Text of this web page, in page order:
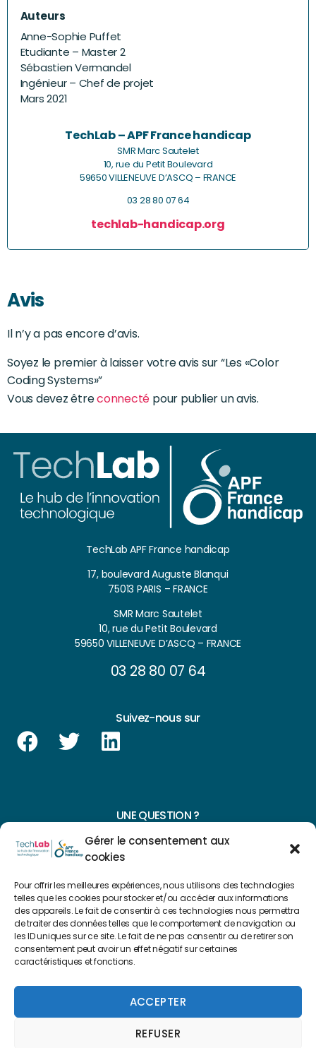
Gérer le consentement aux
cookies
Pour offrir les meilleures expériences, nous utilisons des technologies
telles que les cookies pour stocker et/ou accéder aux informations
des appareils. Le fait de consentir à ces technologies nous permettra
de traiter des données telles que le comportement de navigation ou
les ID uniques sur ce site. Le fait de ne pas consentir ou de retirer son
consentement peut avoir un effet négatif sur certaines
caractéristiques et fonctions.
ACCEPTER
REFUSER
Auteurs
Anne-Sophie Puffet
Etudiante – Master 2
Sébastien Vermandel
Ingénieur – Chef de projet
Mars 2021
TechLab – APF France handicap
SMR Marc Sautelet
10, rue du Petit Boulevard
59650 VILLENEUVE D’ASCQ – FRANCE
03 28 80 07 64
techlab-handicap.org
Avis
Il n’y a pas encore d’avis.
Soyez le premier à laisser votre avis sur “Les «Color
Coding Systems»”
Vous devez êtreconnecté pour publier un avis.
TechLab APF France handicap
17, boulevard Auguste Blanqui
75013 PARIS – FRANCE
SMR Marc Sautelet
10, rue du Petit Boulevard
59650 VILLENEUVE D’ASCQ – FRANCE
03 28 80 07 64
Suivez-nous sur
UNE QUESTION ?
CONTACTEZ-NOUS
NAVIGUER SUR NOTRE SITE
Plan du site
FAIRE UN DON
Copyright 2022 © Créé par
Mentions légales